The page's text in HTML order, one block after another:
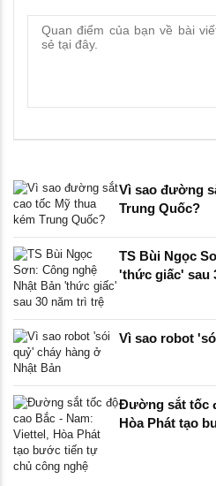
Vì sao đường
Trung Quốc?
TS Bùi Ngọc
'thức giấc' sau
Vì sao robot
Đường sắt tốc
Hòa Phát tạo